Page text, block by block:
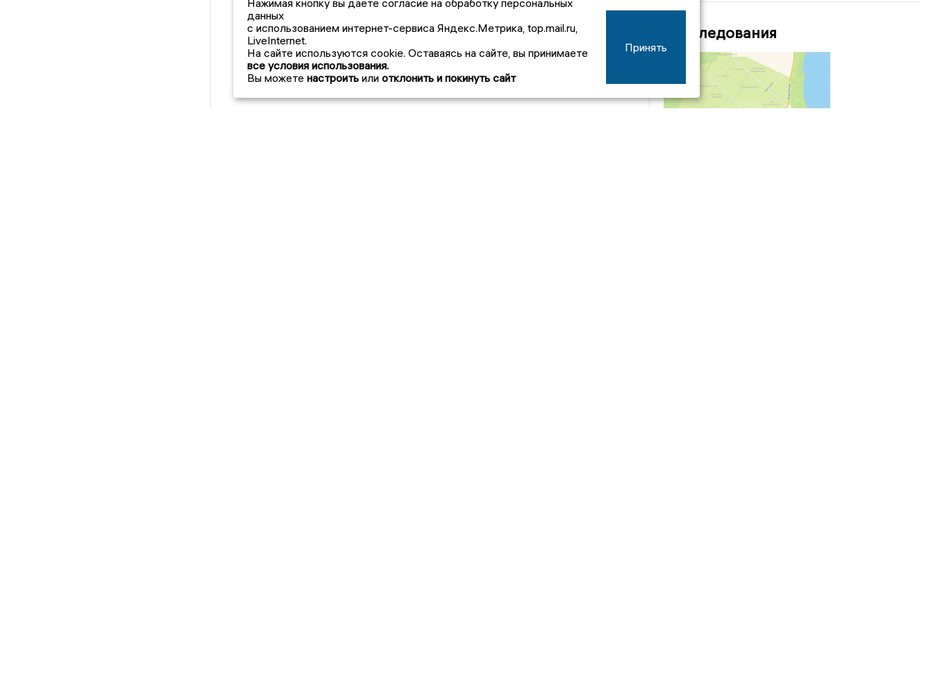
Расследования
Нажимая кнопку вы даете согласие на обработку персональных
данных
с использованием интернет-сервиса Яндекс.Метрика, top.mail.ru,
LiveInternet.
На сайте используются cookie. Оставаясь на сайте, вы принимаете
все условия использования.
Вы можете настроить или отклонить и покинуть сайт
Принять